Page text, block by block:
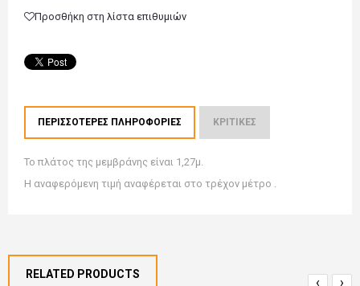
Προσθήκη στη λίστα επιθυμιών
ΠΕΡΙΣΣΌΤΕΡΕΣ ΠΛΗΡΟΦΟΡΊΕΣ ΚΡΙΤΙΚΈΣ
Το πλάτος της μεμβράνης είναι 1,27μ.
Η αναφερόμενη τιμή αναφέρεται στο τρέχον μέτρο .
RELATED PRODUCTS
‹ ›